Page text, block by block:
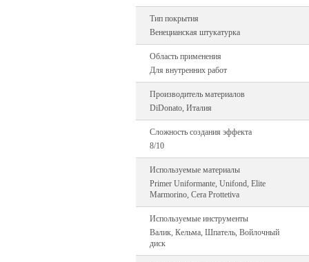
Тип покрытия
Венецианская штукатурка
Область применения
Для внутренних работ
Производитель материалов
DiDonato, Италия
Сложность создания эффекта
8/10
Используемые материалы
Primer Uniformante, Unifond, Elite
Marmorino, Cera Prottetiva
Используемые инструменты
Валик, Кельма, Шпатель, Войлочный
диск